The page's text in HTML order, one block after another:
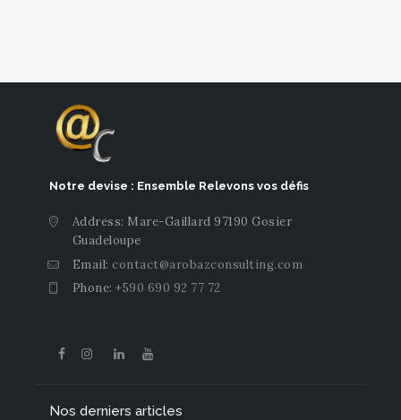
Notre devise : Ensemble Relevons vos défis
Address: Mare-Gaillard 97190 Gosier
Guadeloupe
Email: contact@arobazconsulting.com
Phone:+590 690 92 77 72
Nos derniers articles